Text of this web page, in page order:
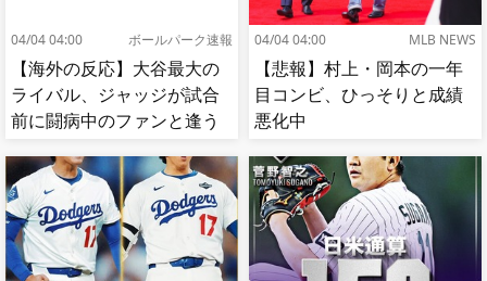
04/04 04:00 ボールパーク速報
【海外の反応】大谷最大の
ライバル、ジャッジが試合
前に闘病中のファンと逢う
04/04 04:00 MLB NEWS
【悲報】村上・岡本の一年
目コンビ、ひっそりと成績
悪化中